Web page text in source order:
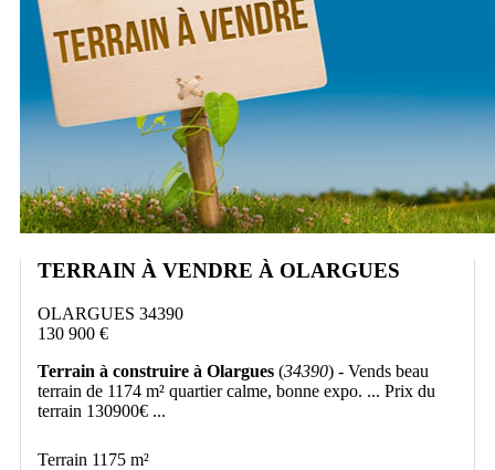
TERRAIN À VENDRE À OLARGUES
OLARGUES 34390
130 900 €
Terrain à construire à Olargues (34390) - Vends beau
terrain de 1174 m² quartier calme, bonne expo. ... Prix du
terrain 130900€ ...
Terrain 1175 m²